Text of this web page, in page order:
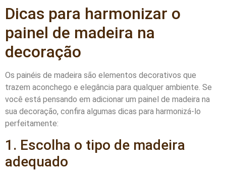
Dicas para harmonizar o
painel de madeira na
decoração
Os painéis de madeira são elementos decorativos que
trazem aconchego e elegância para qualquer ambiente. Se
você está pensando em adicionar um painel de madeira na
sua decoração, confira algumas dicas para harmonizá-lo
perfeitamente:
1. Escolha o tipo de madeira
adequado